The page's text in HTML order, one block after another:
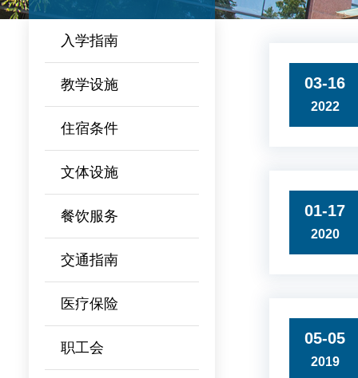
入学指南
教学设施
住宿条件
文体设施
餐饮服务
交通指南
医疗保险
职工会
03-16
2022
01-17
2020
05-05
2019